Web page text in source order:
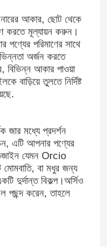
আকার, ছোট থেকে
করতে মূল্যায়ন করুন।
পণ্যের পরিমাণের সাথে
অর্জন করতে
বিভিন্ন আকার পাওয়া
বাড়িয়ে তুলতে নির্দিষ্ট
জার মধ্যে প্রদর্শন
এটি আপনার পণ্যের
যেমন Orcio
বা মধুর জন্য
দুর্দান্ত বিকল্প।অর্সিও
পছন্দ করেন, তাহলে